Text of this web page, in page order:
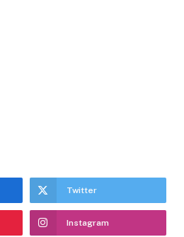
Twitter
Instagram